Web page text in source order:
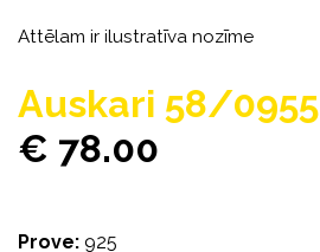
Attēlam ir ilustratīva nozīme
Auskari 58/0955
€ 78.00
Prove: 925